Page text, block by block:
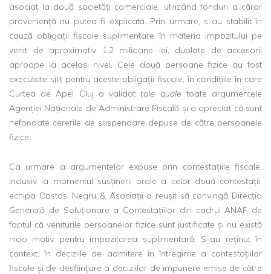
asociat la două societăți comerciale, utilizând fonduri a căror
proveniență nu putea fi explicată. Prin urmare, s-au stabilit în
cauză obligații fiscale suplimentare în materia impozitului pe
venit de aproximativ 1,2 milioane lei, dublate de accesorii
aproape la același nivel. Cele două persoane fizice au fost
executate silit pentru aceste obligații fiscale, în condițiile în care
Curtea de Apel Cluj a validattale qualetoate argumentele
Agenției Naționale de Administrare Fiscală și a apreciat că sunt
nefondate cererile de suspendare depuse de către persoanele
fizice.
Ca urmare a argumentelor expuse prin contestațiile fiscale,
inclusiv la momentul susținerii orale a celor două contestații,
echipa Costaș, Negru & Asociații a reușit să convingă Direcția
Generală de Soluționare a Contestațiilor din cadrul ANAF de
faptul că veniturile persoanelor fizice sunt justificate și nu există
nicio motiv pentru impozitarea suplimentară. S-au reținut în
context, în deciziile de admitere în întregime a contestațiilor
fiscale și de desființare a deciziilor de impunere emise de către